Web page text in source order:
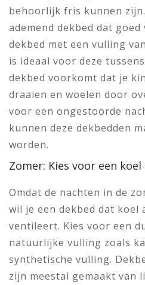
behoorlijk fris kunnen
ademend dekbed dat
dekbed met een vulling
is ideaal voor deze
dekbed voorkomt dat je
draaien en woelen door
voor een ongestoorde
kunnen deze dekbedden
worden.
Zomer: Kies voor een
Omdat de nachten in de
wil je een dekbed dat koel
ventileert. Kies voor een
natuurlijke vulling zoals
synthetische vulling.
zijn meestal gemaakt van